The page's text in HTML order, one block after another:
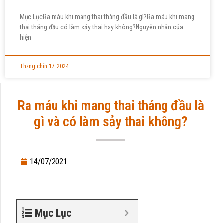
Mục LụcRa máu khi mang thai tháng đầu là gì?Ra máu khi mang
thai tháng đầu có làm sảy thai hay không?Nguyên nhân của
hiện
Tháng chín 17, 2024
Ra máu khi mang thai tháng đầu là
gì và có làm sảy thai không?
14/07/2021
Mục Lục